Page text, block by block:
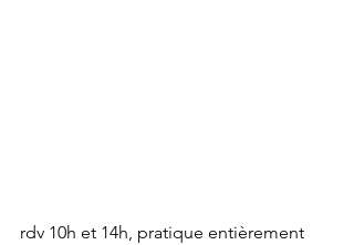
rdv 10h et 14h, pratique entièrement